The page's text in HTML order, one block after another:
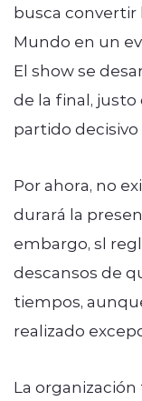
busca convertir
Mundo en un
El show se
de la final,
partido
Por ahora, no
durará la
embargo, sl
descansos de
tiempos,
realizado
La